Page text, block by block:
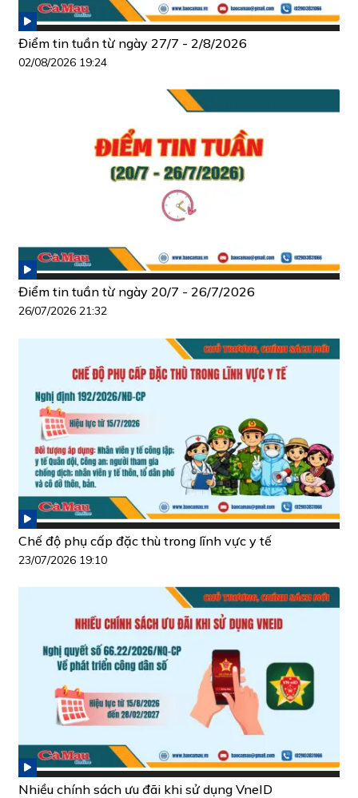
Điểm tin tuần từ ngày 27/7 - 2/8/2026
02/08/2026 19:24
Điểm tin tuần từ ngày 20/7 - 26/7/2026
26/07/2026 21:32
Chế độ phụ cấp đặc thù trong lĩnh vực y tế
23/07/2026 19:10
Nhiều chính sách ưu đãi khi sử dụng VneID